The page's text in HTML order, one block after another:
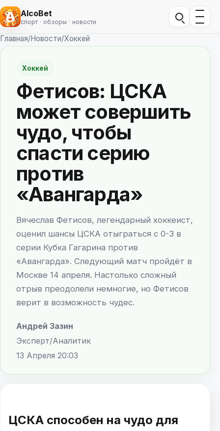
AlcoBet
спорт · обзоры · новости
Главная/Новости/Хоккей
Хоккей
Фетисов: ЦСКА
может совершить
чудо, чтобы
спасти серию
против
«Авангарда»
Вячеслав Фетисов, легендарный хоккеист,
оценил шансы ЦСКА отыграться с 0-3 в
серии Кубка Гагарина против
«Авангарда». Следующий матч пройдёт в
Москве 14 апреля. Настолько сложный
отрыв преодолели немногие, но Фетисов
верит в возможность чудес.
Андрей Зазин
Эксперт/Аналитик
13 Апреля 20:03
ЦСКА способен на чудо для